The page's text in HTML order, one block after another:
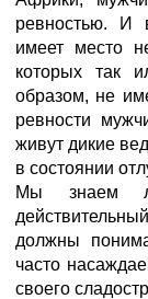
ревностью. И
имеет место
которых так
образом, не
ревности
живут дикие
в состоянии
Мы знаем
должны
часто
своего